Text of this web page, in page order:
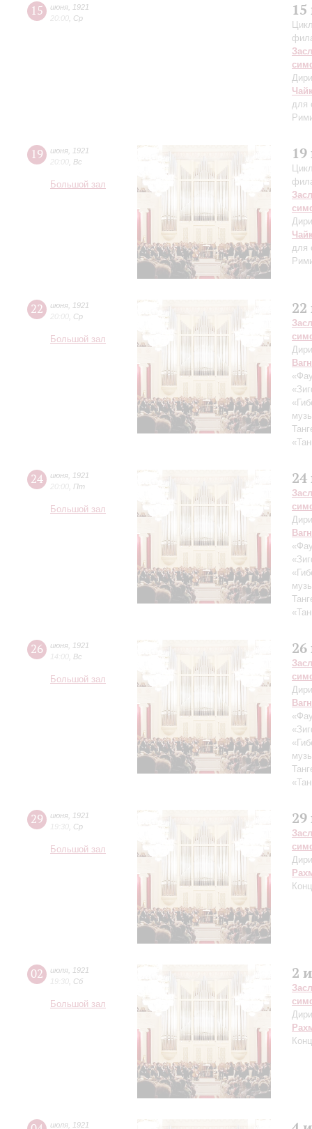
15 июня
1921
20:00 Ср
для
19 июня
1921
20:00 Вс
Большой зал
для
22 июня
1921
20:00 Ср
Большой зал
24 июня
1921
20:00 Пт
Большой зал
26 июня
1921
14:00 Вс
Большой зал
29 июня
1921
19:30 Ср
Большой зал
02 июля
1921
19:30 Сб
Большой зал
2
июля 1921